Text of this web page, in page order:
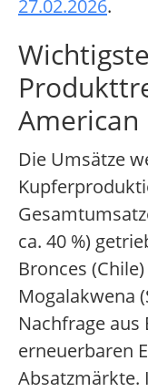
27.02.2026.
American
Die Umsätze
ca. 40 %)
Bronces
Mogalakwena
Nachfrage
erneuerbaren
Absatzmärkte.